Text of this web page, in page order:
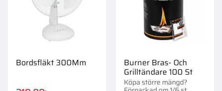
Bordsfläkt 300Mm Burner Bras- Och
Grilltändare 100 St
Köpa större mängd?